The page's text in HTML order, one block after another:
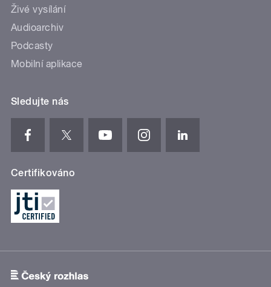
Živé vysílání
Audioarchiv
Podcasty
Mobilní aplikace
Sledujte nás
Certifikováno